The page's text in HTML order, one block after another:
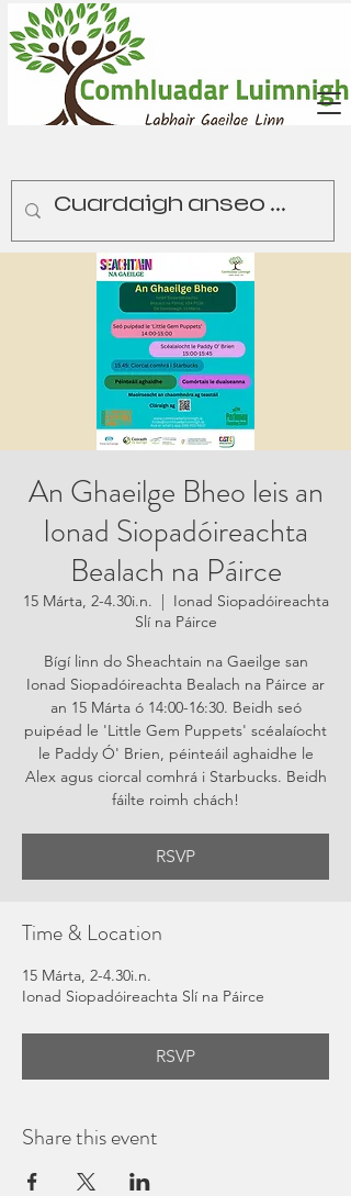
An Ghaeilge Bheo leis an
Ionad Siopadóireachta
Bealach na Páirce
15 Márta, 2-4.30i.n.
  |
Ionad Siopadóireachta
Slí na Páirce
Bígí linn do Sheachtain na Gaeilge san
Ionad Siopadóireachta Bealach na Páirce ar
an 15 Márta ó 14:00-16:30. Beidh seó
puipéad le 'Little Gem Puppets' scéalaíocht
le Paddy Ó' Brien, péinteáil aghaidhe le
Alex agus ciorcal comhrá i Starbucks. Beidh
fáilte roimh chách!
RSVP
Time & Location
15 Márta, 2-4.30i.n.
Ionad Siopadóireachta Slí na Páirce
RSVP
Share this event